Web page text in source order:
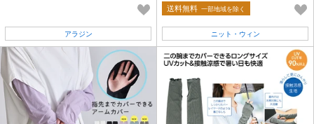
アラジン
送料無料 一部地域を除く
ニット・ウィン